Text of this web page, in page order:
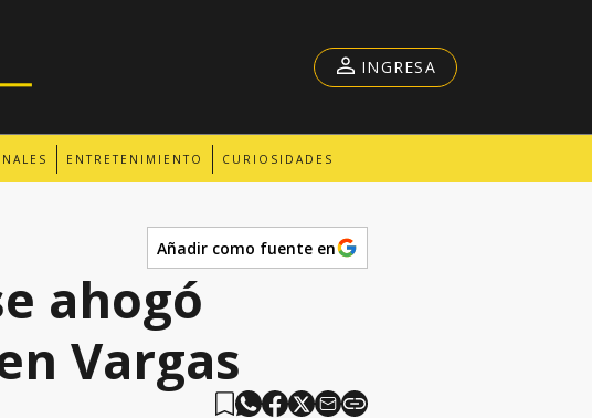
ENTRETENIMIENTO CURIOSIDADES
INGRESA
Añadir como fuente en
ahogó
Vargas